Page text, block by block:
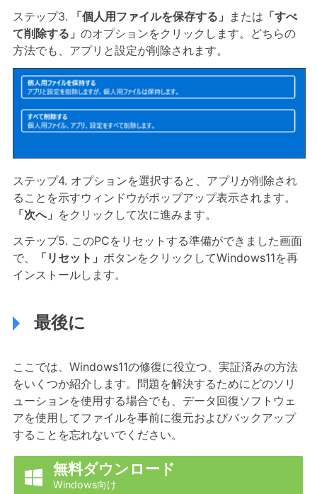
ステップ3. 「個人用ファイルを保存する」 または 「すべ
て削除する」 のオプションをクリックします。どちらの
方法でも、アプリと設定が削除されます。
ステップ4. オプションを選択すると、アプリが削除され
ることを示すウィンドウがポップアップ表示されます。
「次へ」 をクリックして次に進みます。
ステップ5. このPCをリセットする準備ができました画面
で、
「リセット」 ボタンをクリックしてWindows11を再
インストールします。
最後に
ここでは、Windows11の修復に役立つ、実証済みの方法
をいくつか紹介します。問題を解決するためにどのソリ
ューションを使用する場合でも、データ回復ソフトウェ
アを使用してファイルを事前に復元およびバックアップ
することを忘れないでください。
 無料ダウンロード
Windows向け